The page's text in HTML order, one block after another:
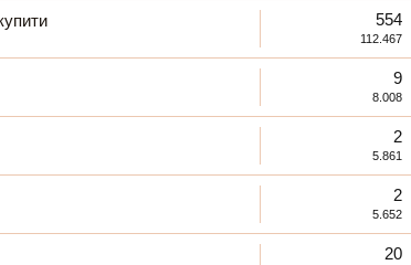
554
112.467
9
8.008
2
5.861
2
5.652
20